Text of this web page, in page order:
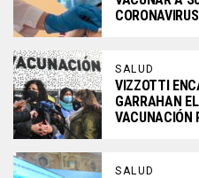
CORONAVIRUS
SALUD
VIZZOTTI
GARRAHAN
VACUNACIÓN
SALUD